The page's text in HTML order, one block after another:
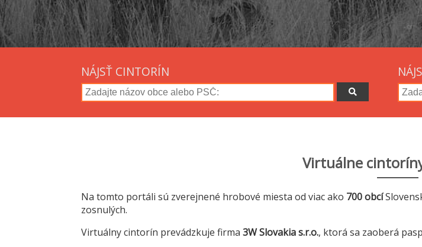
NÁJSŤ CINTORÍN
Virtuálne
Na tomto portáli sú zverejnené hrobové miesta od viac ako 700 obcí
zosnulých.
Virtuálny cintorín prevádzkuje firma 3W Slovakia s.r.o., ktorá sa zaoberá